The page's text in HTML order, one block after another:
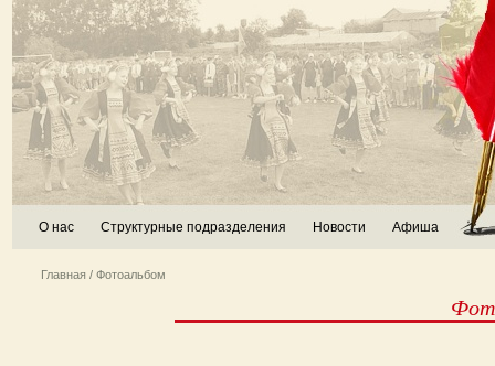
О нас Структурные подразделения Новости Афиша
Главная / Фотоальбом